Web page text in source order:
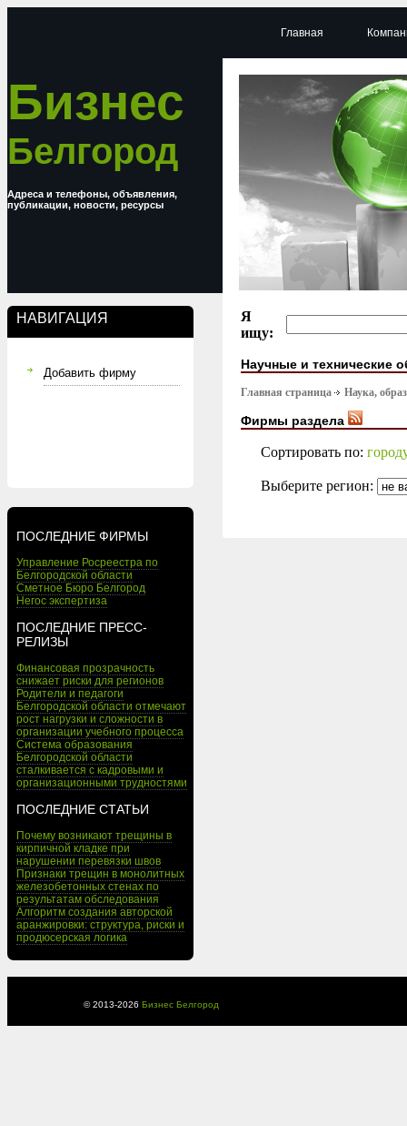
Бизнес
Белгород
Адреса и телефоны, объявления,
публикации, новости, ресурсы
НАВИГАЦИЯ
Добавить фирму
ПОСЛЕДНИЕ ФИРМЫ
Управление Росреестра по
Белгородской области
Сметное Бюро Белгород
Негос экспертиза
ПОСЛЕДНИЕ ПРЕСС-
РЕЛИЗЫ
Финансовая прозрачность
снижает риски для регионов
Родители и педагоги
Белгородской области отмечают
рост нагрузки и сложности в
организации учебного процесса
Система образования
Белгородской области
сталкивается с кадровыми и
организационными трудностями
ПОСЛЕДНИЕ СТАТЬИ
Почему возникают трещины в
кирпичной кладке при
нарушении перевязки швов
Признаки трещин в монолитных
железобетонных стенах по
результатам обследования
Алгоритм создания авторской
аранжировки: структура, риски и
продюсерская логика
Главная
Я
ищу:
Научные и технические
Главная страница Наука,
Фирмы раздела
Сортировать по:
Выберите регион:
© 2013-2026 Бизнес Белгород